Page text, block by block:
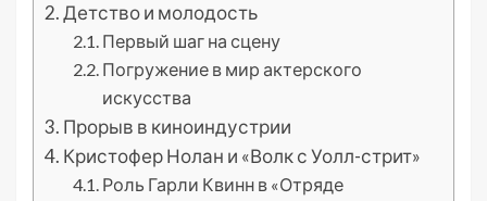
Детство и молодость
Первый шаг на сцену
Погружение в мир актерского
искусства
Прорыв в киноиндустрии
Кристофер Нолан и «Волк с Уолл-стрит»
Роль Гарли Квинн в «Отряде